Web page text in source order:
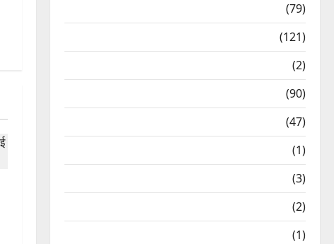
(79)
(121)
(2)
(90)
(47)
(1)
(3)
(2)
(1)